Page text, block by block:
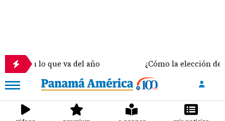
lo que va del año ¿Cómo la elección del